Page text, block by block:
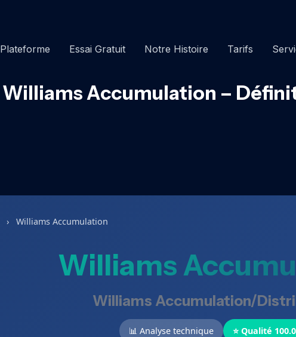
Plateforme
Essai Gratuit Notre Histoire Tarifs
Williams Accumulation –
› Williams Accumulation
Williams
Williams Accumulation/
📊 Analyse technique ⭐ Qualité